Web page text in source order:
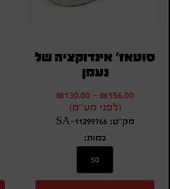
סוטאז' אינדוקציה של
נעמן
₪156.00
-
₪130.00
(לפני מע"מ)
מק"ט: SA-11299766
כמות: